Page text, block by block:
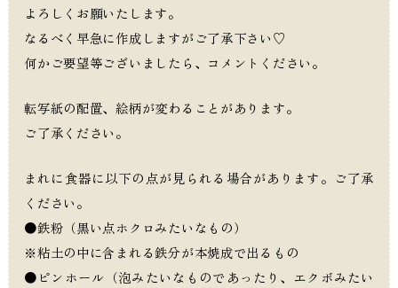
よろしくお願いたします。
なるべく早急に作成しますがご了承下さい♡
何かご要望等ございましたら、コメントください。
転写紙の配置、絵柄が変わることがあります。
ご了承ください。
まれに食器に以下の点が見られる場合があります。ご了承
ください。
●鉄粉（黒い点ホクロみたいなもの）
※粘土の中に含まれる鉄分が本焼成で出るもの
●ピンホール（泡みたいなものであったり、エクボみたい